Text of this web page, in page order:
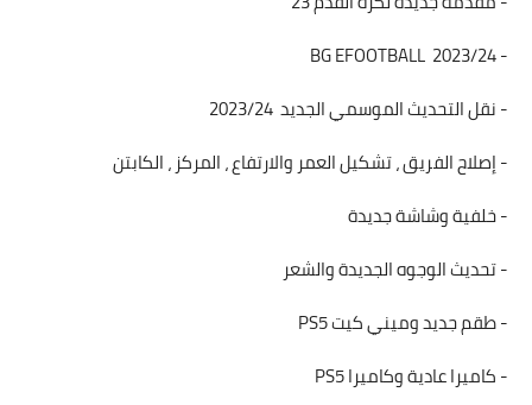
- BG EFOOTBALL 2023/24
- نقل التحديث الموسمي الجديد 2023/24
- إصلاح الفريق ، تشكيل العمر والارتفاع ، المركز ، الكابتن
- خلفية وشاشة جديدة
- تحديث الوجوه الجديدة والشعر
- طقم جديد وميني كيت PS5
- كاميرا عادية وكاميرا PS5